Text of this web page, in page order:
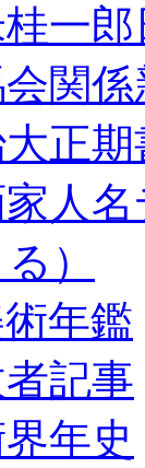
一
関
正
人
）
年鑑
記事
年史